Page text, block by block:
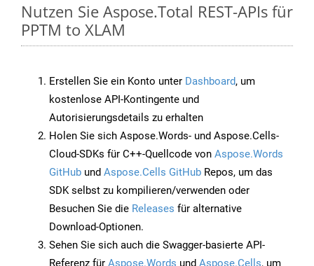
Nutzen Sie Aspose.Total REST-APIs für
PPTM to XLAM
Erstellen Sie ein Konto unter Dashboard, um
kostenlose API-Kontingente und
Autorisierungsdetails zu erhalten
Holen Sie sich Aspose.Words- und Aspose.Cells-
Cloud-SDKs für C++-Quellcode von Aspose.Words
GitHub und Aspose.Cells GitHub Repos, um das
SDK selbst zu kompilieren/verwenden oder
Besuchen Sie die Releases für alternative
Download-Optionen.
Sehen Sie sich auch die Swagger-basierte API-
Referenz für Aspose.Words und Aspose.Cells, um